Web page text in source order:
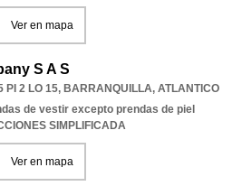
Ver en mapa
S A S
PI 2 LO 15, BARRANQUILLA, ATLANTICO
de vestir excepto prendas de piel
SIMPLIFICADA
Ver en mapa